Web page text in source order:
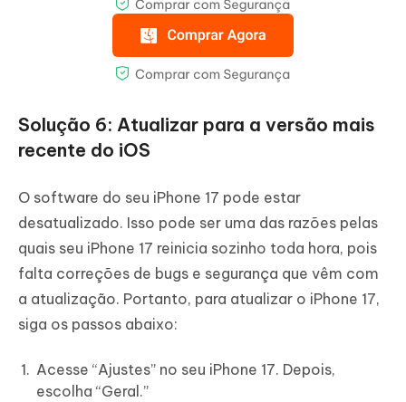
Solução 6: Atualizar para a versão mais
recente do iOS
O software do seu iPhone 17 pode estar
desatualizado. Isso pode ser uma das razões pelas
quais seu iPhone 17 reinicia sozinho toda hora, pois
falta correções de bugs e segurança que vêm com
a atualização. Portanto, para atualizar o iPhone 17,
siga os passos abaixo:
Acesse “Ajustes” no seu iPhone 17. Depois,
escolha “Geral.”